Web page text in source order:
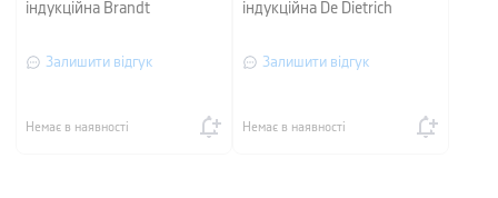
індукційна Brandt
Залишити відгук
Немає в наявності
індукційна De Dietrich
Залишити відгук
Немає в наявності